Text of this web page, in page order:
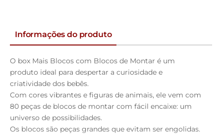
Informações do produto
O box Mais Blocos com Blocos de Montar é um
produto ideal para despertar a curiosidade e
criatividade dos bebês.
Com cores vibrantes e figuras de animais, ele vem com
80 peças de blocos de montar com fácil encaixe: um
universo de possibilidades.
Os blocos são peças grandes que evitam ser engolidas.